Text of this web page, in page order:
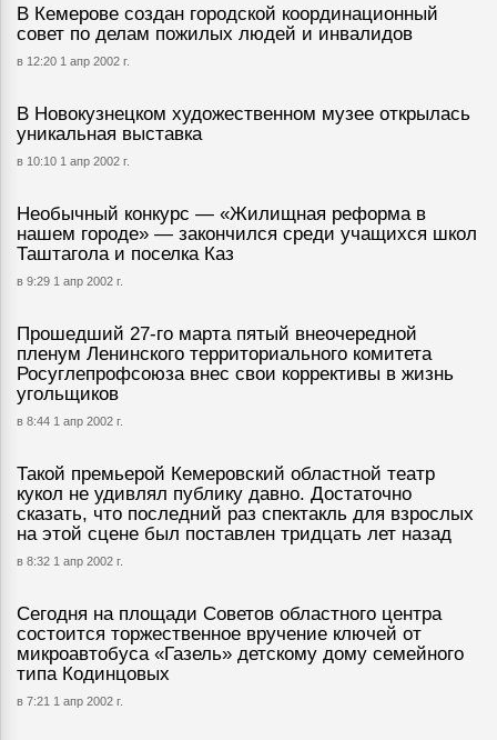
В Кемерове создан городской координационный
совет по делам пожилых людей и инвалидов
в 12:20 1 апр 2002 г.
В Новокузнецком художественном музее открылась
уникальная выставка
в 10:10 1 апр 2002 г.
Необычный конкурс — «Жилищная реформа в
нашем городе» — закончился среди учащихся школ
Таштагола и поселка Каз
в 9:29 1 апр 2002 г.
Прошедший 27-го марта пятый внеочередной
пленум Ленинского территориального комитета
Росуглепрофсоюза внес свои коррективы в жизнь
угольщиков
в 8:44 1 апр 2002 г.
Такой премьерой Кемеровский областной театр
кукол не удивлял публику давно. Достаточно
сказать, что последний раз спектакль для взрослых
на этой сцене был поставлен тридцать лет назад
в 8:32 1 апр 2002 г.
Сегодня на площади Советов областного центра
состоится торжественное вручение ключей от
микроавтобуса «Газель» детскому дому семейного
типа Кодинцовых
в 7:21 1 апр 2002 г.